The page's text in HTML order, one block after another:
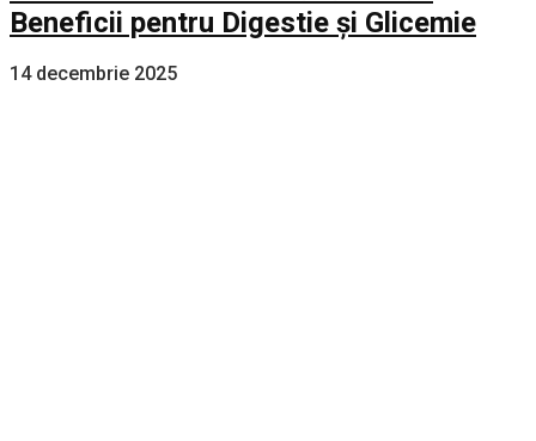
Beneficii pentru Digestie și Glicemie
14 decembrie 2025